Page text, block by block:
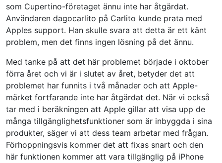
som Cupertino-företaget ännu inte har åtgärdat.
Användaren dagocarlito på Carlito kunde prata med
Apples support. Han skulle svara att detta är ett känt
problem, men det finns ingen lösning på det ännu.
Med tanke på att det här problemet började i oktober
förra året och vi är i slutet av året, betyder det att
problemet har funnits i två månader och att Apple-
märket fortfarande inte har åtgärdat det. När vi också
tar med i beräkningen att Apple gillar att visa upp de
många tillgänglighetsfunktioner som är inbyggda i sina
produkter, säger vi att dess team arbetar med frågan.
Förhoppningsvis kommer det att fixas snart och den
här funktionen kommer att vara tillgänglig på iPhone